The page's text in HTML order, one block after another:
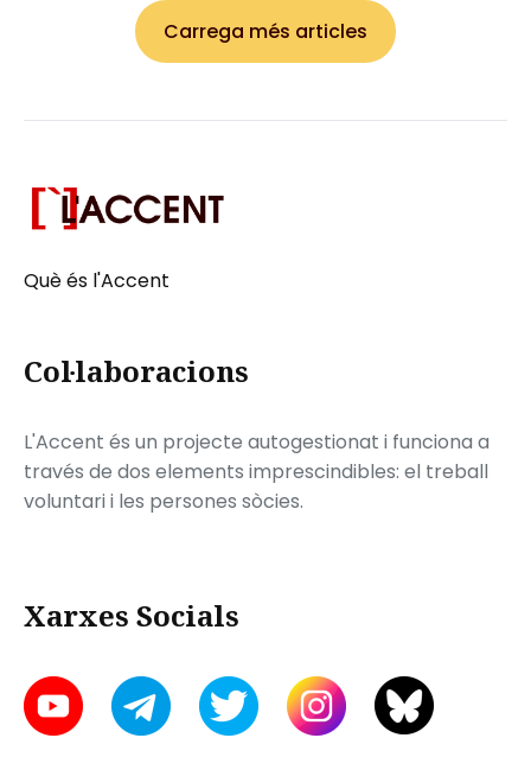
Carrega més articles
Què és l'Accent
Col·laboracions
L'Accent és un projecte autogestionat i funciona a
través de dos elements imprescindibles: el treball
voluntari i les persones sòcies.
Xarxes Socials